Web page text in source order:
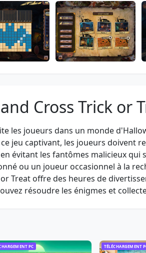
Cross Trick or
les joueurs dans un monde
jeu captivant, les joueurs doivent
évitant les fantômes malicieux qui
ou un joueur occasionnel à la
Treat offre des heures de
résoudre les énigmes et
PC TÉLÉCHARGEMENT